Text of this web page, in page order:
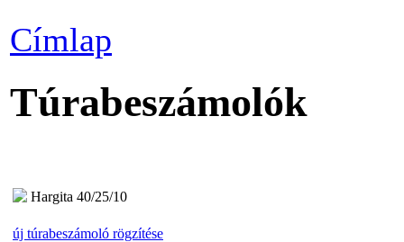
Címlap
Túrabeszámolók
Hargita 40/25/10
új túrabeszámoló rögzítése